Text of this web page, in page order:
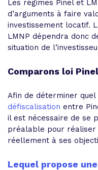
Les régimes Pinel et
d’arguments à faire
investissement locatif.
LMNP dépendra donc
situation de
Comparons loi
Afin de déterminer
défiscalisation entre
il est nécessaire de se
préalable pour réaliser
réellement à ses
Lequel propose